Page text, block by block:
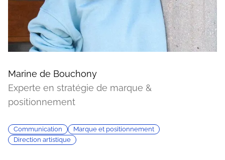
Marine de Bouchony
Experte en stratégie de marque &
positionnement
Communication
Marque et positionnement
Direction artistique